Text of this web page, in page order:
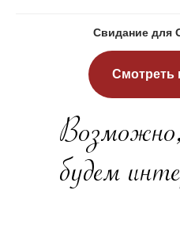
Свидание для
Смотреть
будем